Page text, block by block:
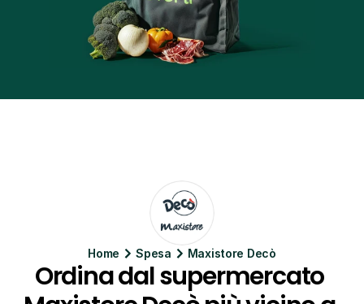
Home Spesa Maxistore Decò
Ordina dal supermercato